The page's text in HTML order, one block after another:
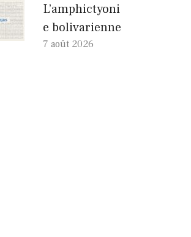
L’amphictyoni
e bolivarienne
7 août 2026